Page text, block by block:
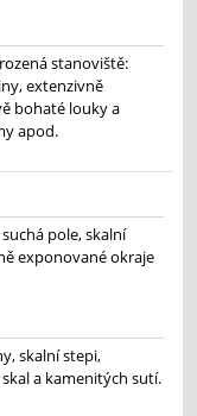
stanoviště:
extenzivně
bohaté louky a
apod.
pole, skalní
exponované okraje
skalní stepi,
a kamenitých sutí.